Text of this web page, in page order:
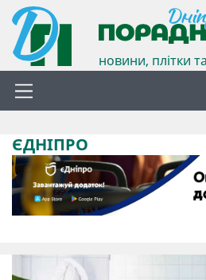
новини, плітки
ЄДНІПРО